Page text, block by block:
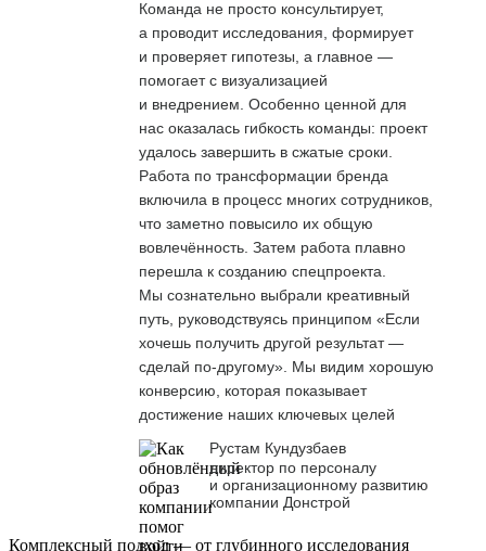
Команда не просто консультирует,
а проводит исследования, формирует
и проверяет гипотезы, а главное —
помогает с визуализацией
и внедрением. Особенно ценной для
нас оказалась гибкость команды: проект
удалось завершить в сжатые сроки.
Работа по трансформации бренда
включила в процесс многих сотрудников,
что заметно повысило их общую
вовлечённость. Затем работа плавно
перешла к созданию спецпроекта.
Мы сознательно выбрали креативный
путь, руководствуясь принципом «Если
хочешь получить другой результат —
сделай по-другому». Мы видим хорошую
конверсию, которая показывает
достижение наших ключевых целей
Рустам Кундузбаев
директор по персоналу
и организационному развитию
компании Донстрой
Комплексный подход — от глубинного исследования